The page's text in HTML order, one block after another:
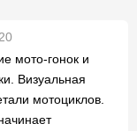
мото-гонок и
Визуальная
мотоциклов.